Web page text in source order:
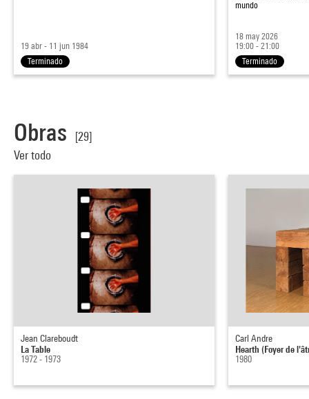
19 abr - 11 jun 1984
Terminado
mundo
18 may 2026
19:00 - 21:00
Terminado
Obras
[29]
Ver todo
Jean Clareboudt
La Table
1972 - 1973
Carl Andre
Hearth (Foyer de
1980